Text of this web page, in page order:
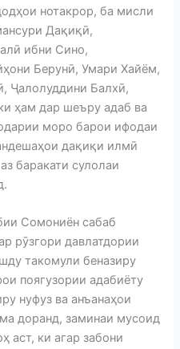
нотакрор, ба мисли
Дақиқӣ,
ибни Сино,
Берунӣ, Умари Хайём,
Ҷалолуддини Балхӣ,
ҳам дар шеъру адаб ва
моро барои ифодаи
дақиқи илмӣ
баракати сулолаи
Сомониён сабаб
рӯзгори давлатдории
такомули беназиру
поягузории адабиёту
нуфуз ва анъанаҳои
доранд, заминаи мусоид
аст, ки агар забони